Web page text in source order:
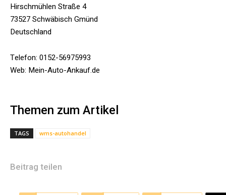
Hirschmühlen Straße 4
73527 Schwäbisch Gmünd
Deutschland
Telefon: 0152-56975993
Web: Mein-Auto-Ankauf.de
Themen zum Artikel
TAGS wms-autohandel
Beitrag teilen